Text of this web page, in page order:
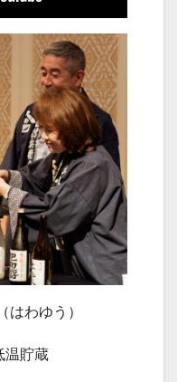
はわゆう）
温貯蔵